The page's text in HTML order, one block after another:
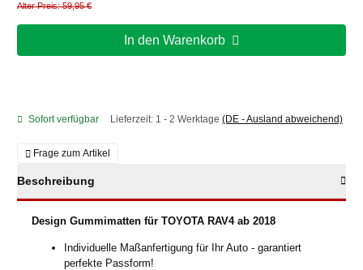
Alter Preis: 59,95 €
In den Warenkorb
Sofort verfügbar Lieferzeit: 1 - 2 Werktage (DE - Ausland abweichend)
Frage zum Artikel
Beschreibung
Design Gummimatten für TOYOTA RAV4 ab 2018
Individuelle Maßanfertigung für Ihr Auto - garantiert
perfekte Passform!